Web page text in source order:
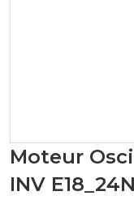
Moteur
INV